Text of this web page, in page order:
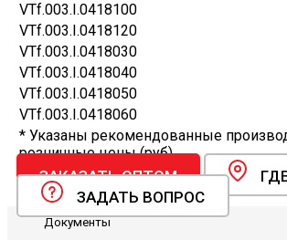
VTf.003.I.0418100
VTf.003.I.0418120
VTf.003.I.0418030
VTf.003.I.0418040
VTf.003.I.0418050
VTf.003.I.0418060
* Указаны рекомендованные
розничные цены (руб).
ЗАКАЗАТЬ ОПТОМ
ЗАДАТЬ ВОПРОС
Документы